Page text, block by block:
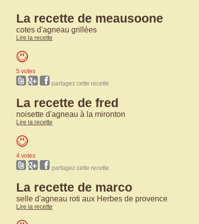
La recette de meausoone
cotes d'agneau grillées
Lire la recette
5 votes
partagez cette recette
La recette de fred
noisette d'agneau à la mironton
Lire la recette
4 votes
partagez cette recette
La recette de marco
selle d'agneau roti aux Herbes de provence
Lire la recette